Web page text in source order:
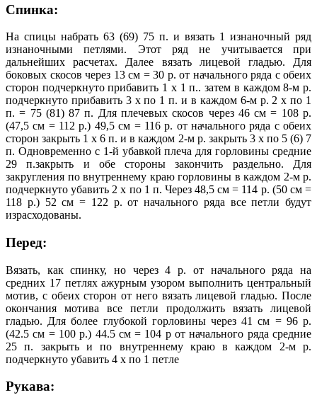
Спинка:
На спицы набрать 63 (69) 75 п. и вязать 1 изнаночный ряд
изнаночными петлями. Этот ряд не учитывается при
дальнейших расчетах. Далее вязать лицевой гладью. Для
боковых скосов через 13 см = 30 р. от начального ряда с обеих
сторон подчеркнуто прибавить 1 х 1 п.. затем в каждом 8-м р.
подчеркнуто прибавить 3 х по 1 п. и в каждом 6-м р. 2 х по 1
п. = 75 (81) 87 п. Для плечевых скосов через 46 см = 108 р.
(47,5 см = 112 р.) 49,5 см = 116 р. от начального ряда с обеих
сторон закрыть 1 х 6 п. и в каждом 2-м р. закрыть 3 х по 5 (6) 7
п. Одновременно с 1-й убавкой плеча для горловины средние
29 п.закрыть и обе стороны закончить раздельно. Для
закругления по внутреннему краю горловины в каждом 2-м р.
подчеркнуто убавить 2 х по 1 п. Через 48,5 см = 114 р. (50 см =
118 р.) 52 см = 122 р. от начального ряда все петли будут
израсходованы.
Перед:
Вязать, как спинку, но через 4 р. от начального ряда на
средних 17 петлях ажурным узором выполнить центральный
мотив, с обеих сторон от него вязать лицевой гладью. После
окончания мотива все петли продолжить вязать лицевой
гладью. Для более глубокой горловины через 41 см = 96 р.
(42.5 см = 100 р.) 44.5 см = 104 р от начального ряда средние
25 п. закрыть и по внутреннему краю в каждом 2-м р.
подчеркнуто убавить 4 х по 1 петле
Рукава: